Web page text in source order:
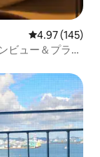
レビュー145
4.97 (145)
ビュー＆プライ